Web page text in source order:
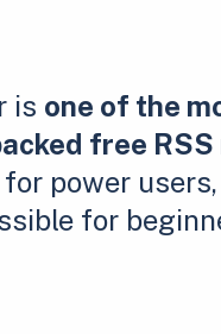
is one of the
free RSS
power
for